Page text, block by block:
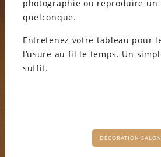
photographie ou reproduire un
quelconque.
Entretenez votre tableau pour
l’usure au fil le temps. Un
suffit.
DÉCORATION SALON